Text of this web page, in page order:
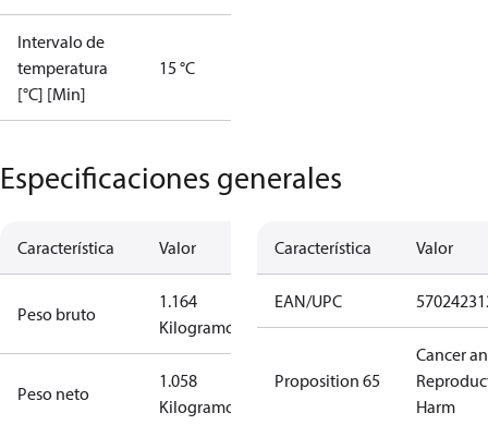
Intervalo de
temperatura
[°C] [Min]
15 °C
Especificaciones generales
Característica Valor
Peso bruto
1.164
Kilogramo
Peso neto
1.058
Kilogramo
Característica Valor
EAN/UPC
Proposition 65
Cancer
Harm